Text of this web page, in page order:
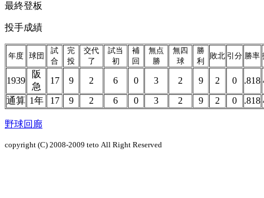
最終登板
投手成績
年度 球団
試
合
完
投
交代
了
試当
初
補
回
無点
勝
無四
球
勝
利
敗北 引分 勝率
1939
阪
急
17 9 2 6 0 3 2 9 2 0 .818
通算 1年 17 9 2 6 0 3 2 9 2 0 .818
野球回廊
copyright (C) 2008-2009 teto All Right Reserved